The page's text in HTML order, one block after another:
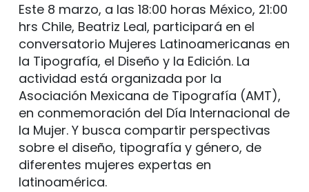
Este 8 marzo, a las 18:00 horas México, 21:00
hrs Chile, Beatriz Leal, participará en el
conversatorio Mujeres Latinoamericanas en
la Tipografía, el Diseño y la Edición. La
actividad está organizada por la
Asociación Mexicana de Tipografía (AMT),
en conmemoración del Día Internacional de
la Mujer. Y busca compartir perspectivas
sobre el diseño, tipografía y género, de
diferentes mujeres expertas en
latinoamérica.